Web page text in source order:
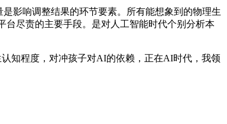
影响调整结果的环节要素。所有能想象到的物理生
尽责的主要手段。是对人工智能时代个别分析本
知程度，对冲孩子对AI的依赖，正在AI时代，我领